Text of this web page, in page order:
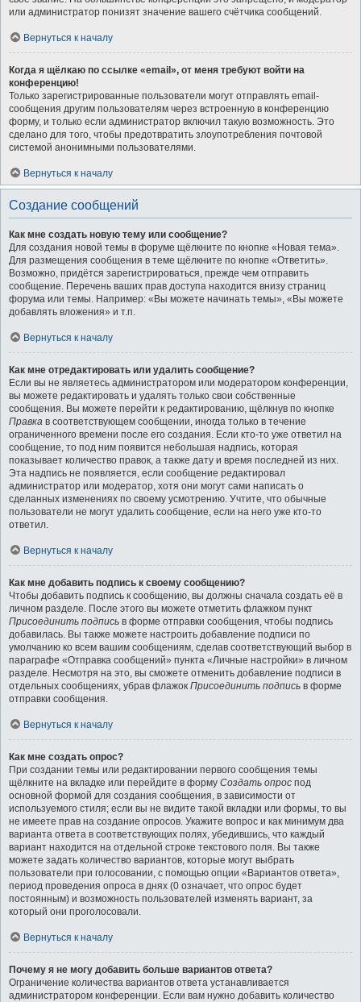
или администратор понизят значение вашего счётчика сообщений.
Вернуться к началу
Когда я щёлкаю по ссылке «email», от меня требуют войти на
конференцию!
Только зарегистрированные пользователи могут отправлять email-
сообщения другим пользователям через встроенную в конференцию
форму, и только если администратор включил такую возможность. Это
сделано для того, чтобы предотвратить злоупотребления почтовой
системой анонимными пользователями.
Вернуться к началу
Создание сообщений
Как мне создать новую тему или сообщение?
Для создания новой темы в форуме щёлкните по кнопке «Новая тема».
Для размещения сообщения в теме щёлкните по кнопке «Ответить».
Возможно, придётся зарегистрироваться, прежде чем отправить
сообщение. Перечень ваших прав доступа находится внизу страниц
форума или темы. Например: «Вы можете начинать темы», «Вы можете
добавлять вложения» и т.п.
Вернуться к началу
Как мне отредактировать или удалить сообщение?
Если вы не являетесь администратором или модератором конференции,
вы можете редактировать и удалять только свои собственные
сообщения. Вы можете перейти к редактированию, щёлкнув по кнопке
Правка в соответствующем сообщении, иногда только в течение
ограниченного времени после его создания. Если кто-то уже ответил на
сообщение, то под ним появится небольшая надпись, которая
показывает количество правок, а также дату и время последней из них.
Эта надпись не появляется, если сообщение редактировал
администратор или модератор, хотя они могут сами написать о
сделанных изменениях по своему усмотрению. Учтите, что обычные
пользователи не могут удалить сообщение, если на него уже кто-то
ответил.
Вернуться к началу
Как мне добавить подпись к своему сообщению?
Чтобы добавить подпись к сообщению, вы должны сначала создать её в
личном разделе. После этого вы можете отметить флажком пункт
Присоединить подпись в форме отправки сообщения, чтобы подпись
добавилась. Вы также можете настроить добавление подписи по
умолчанию ко всем вашим сообщениям, сделав соответствующий выбор в
параграфе «Отправка сообщений» пункта «Личные настройки» в личном
разделе. Несмотря на это, вы сможете отменить добавление подписи в
отдельных сообщениях, убрав флажок Присоединить подпись в форме
отправки сообщения.
Вернуться к началу
Как мне создать опрос?
При создании темы или редактировании первого сообщения темы
щёлкните на вкладке или перейдите в форму Создать опрос под
основной формой для создания сообщения, в зависимости от
используемого стиля; если вы не видите такой вкладки или формы, то вы
не имеете прав на создание опросов. Укажите вопрос и как минимум два
варианта ответа в соответствующих полях, убедившись, что каждый
вариант находится на отдельной строке текстового поля. Вы также
можете задать количество вариантов, которые могут выбрать
пользователи при голосовании, с помощью опции «Вариантов ответа»,
период проведения опроса в днях (0 означает, что опрос будет
постоянным) и возможность пользователей изменять вариант, за
который они проголосовали.
Вернуться к началу
Почему я не могу добавить больше вариантов ответа?
Ограничение количества вариантов ответа устанавливается
администратором конференции. Если вам нужно добавить количество